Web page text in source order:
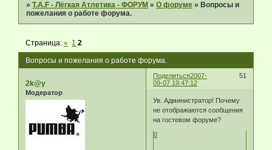
»T.A.F - Лёгкая Атлетика - ФОРУМ »О форуме » Вопросы и
пожелания о работе форума.
Вопросы и пожелания о работе форума.
Страница:« 1 2
Поделиться 51
2007-
09-07 19:47:12
2k@y
Модератор
Ув. Администратор! Почему
не отображаются сообщения
на гостевом форуме?
0